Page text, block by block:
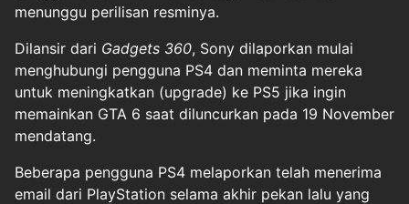
menunggu perilisan resminya.
Dilansir dari Gadgets 360, Sony dilaporkan mulai
menghubungi pengguna PS4 dan meminta mereka
untuk meningkatkan (upgrade) ke PS5 jika ingin
memainkan GTA 6 saat diluncurkan pada 19 November
mendatang.
Beberapa pengguna PS4 melaporkan telah menerima
email dari PlayStation selama akhir pekan lalu yang